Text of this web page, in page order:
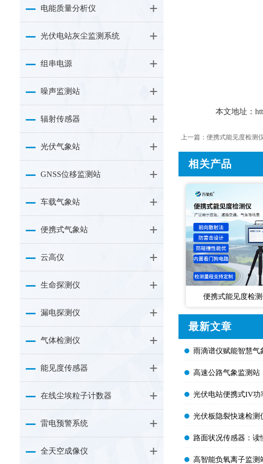
电能质量分析仪
光伏电站灰尘监测系统
组串电源
噪声监测站
辐射传感器
光伏气象站
GNSS位移监测站
车载气象站
便携式气象站
云高仪
生命探测仪
漏电探测仪
气体检测仪
能见度传感器
在线尘埃粒子计数器
雷电预警系统
全天空成像仪
本文地址：
上一篇： 便携式能见度检测
相关产品
便携式能见度检
最新文章
雨滴谱仪赋能智慧气象监测
高速公路气象监测站：
光伏电站便携式IV功率测
光伏板隐裂快速检测仪：
路面状况传感器：读
高智能负氧离子监测